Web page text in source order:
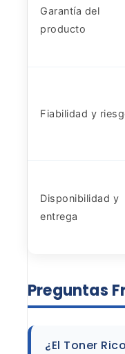
Garantía del
producto
Fiabilidad y
Disponibilidad y
entrega
Preguntas
¿El Toner